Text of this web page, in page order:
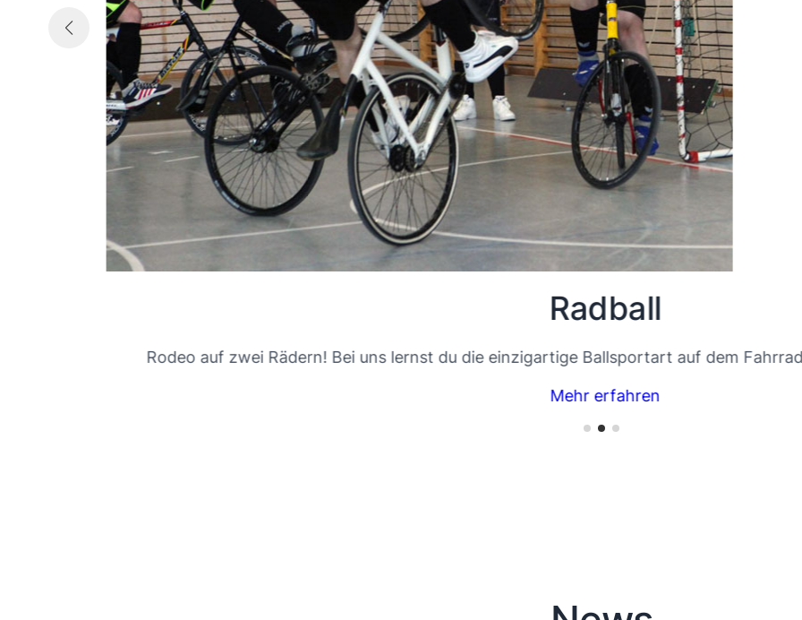
Radball
Rodeo auf zwei Rädern! Bei uns lernst du die einzigartige Ballsportart auf dem
Mehr erfahren